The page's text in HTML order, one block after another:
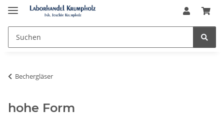
Bechergläser
hohe Form